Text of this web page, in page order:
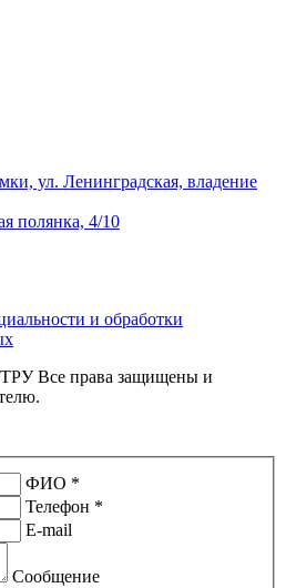
ул. Ленинградская, владение
полянка, 4/10
и обработки
Все права защищены и
ФИО *
Телефон *
E-mail
Сообщение